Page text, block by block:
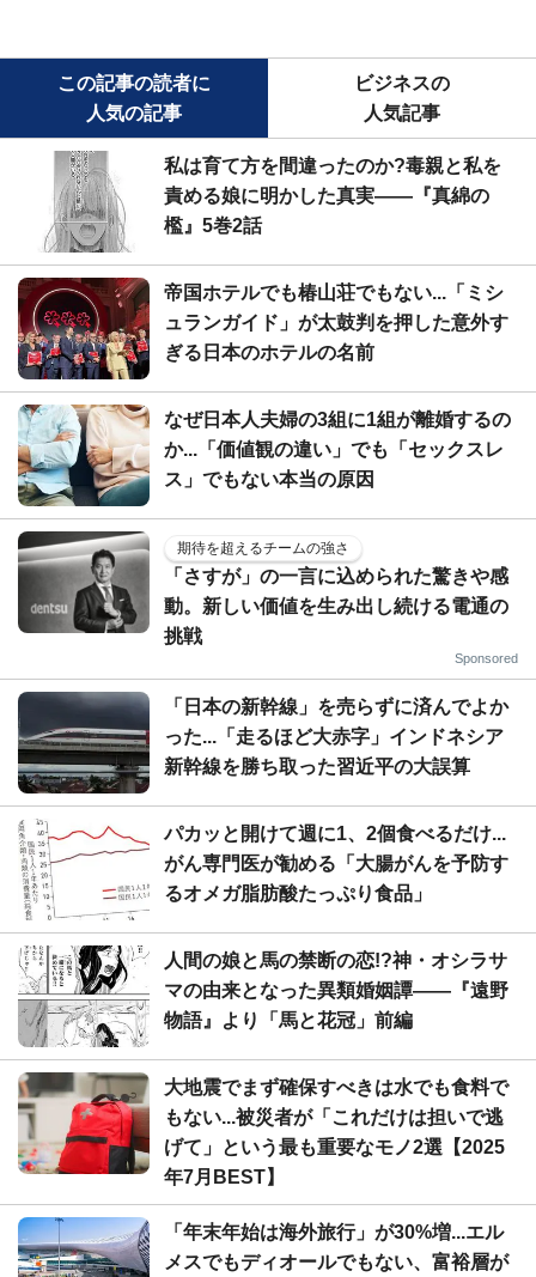
この記事の読者に
人気の記事
ビジネスの
人気記事
私は育て方を間違ったのか?毒親と私を
責める娘に明かした真実――『真綿の
檻』5巻2話
帝国ホテルでも椿山荘でもない...「ミシ
ュランガイド」が太鼓判を押した意外す
ぎる日本のホテルの名前
なぜ日本人夫婦の3組に1組が離婚するの
か...「価値観の違い」でも「セックスレ
ス」でもない本当の原因
期待を超えるチームの強さ
「さすが」の一言に込められた驚きや感
動。新しい価値を生み出し続ける電通の
挑戦
Sponsored
「日本の新幹線」を売らずに済んでよか
った...「走るほど大赤字」インドネシア
新幹線を勝ち取った習近平の大誤算
パカッと開けて週に1、2個食べるだけ...
がん専門医が勧める「大腸がんを予防す
るオメガ脂肪酸たっぷり食品」
人間の娘と馬の禁断の恋!?神・オシラサ
マの由来となった異類婚姻譚――『遠野
物語』より「馬と花冠」前編
大地震でまず確保すべきは水でも食料で
もない...被災者が「これだけは担いで逃
げて」という最も重要なモノ2選【2025
年7月BEST】
「年末年始は海外旅行」が30%増...エル
メスでもディオールでもない、富裕層が